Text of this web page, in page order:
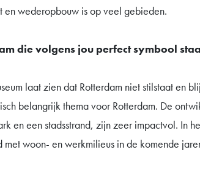
en wederopbouw is op veel gebieden.
die volgens jou perfect symbool
laat zien dat Rotterdam niet stilstaat en
belangrijk thema voor Rotterdam. De
en een stadsstrand, zijn zeer impactvol. In
woon- en werkmilieus in de komende